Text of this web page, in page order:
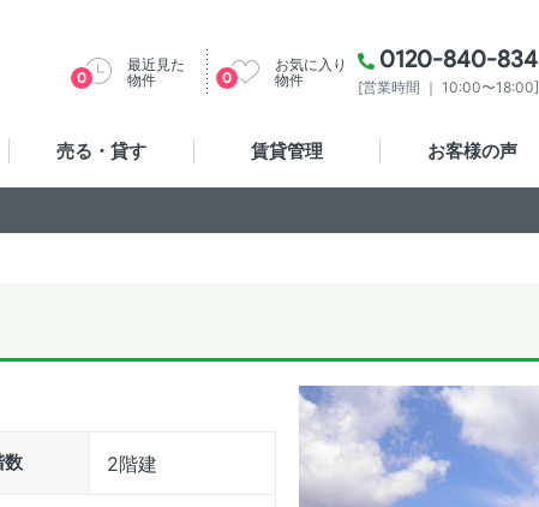
0120-840-834
[営業時間 ｜ 10:00〜18:00]
最近見た
物件
0
お気に入り
物件
0
売る・貸す 賃貸管理 お客様の声
数 2階建